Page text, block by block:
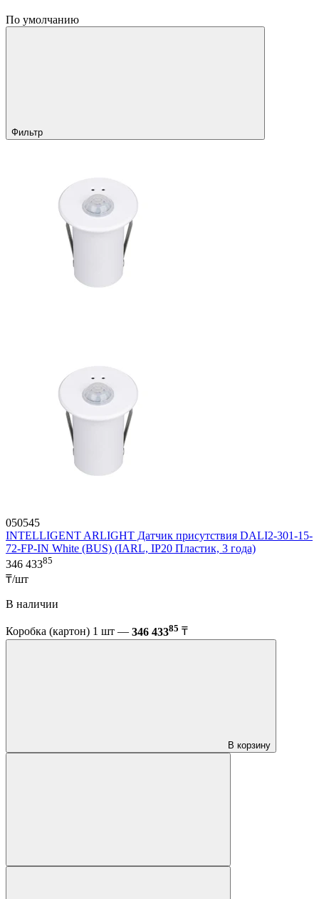
По умолчанию
Фильтр
050545
INTELLIGENT ARLIGHT Датчик присутствия DALI2-301-15-
72-FP-IN White (BUS) (IARL, IP20 Пластик, 3 года)
346 43385
₸/шт
В наличии
Коробка (картон) 1 шт — 346 43385 ₸
В корзину